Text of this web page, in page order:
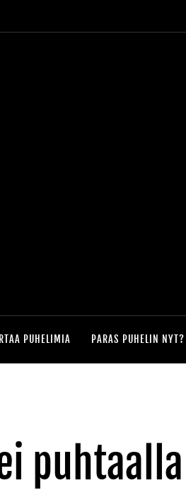
PUHELIMIA PARAS PUHELIN NYT?
puhtaalla